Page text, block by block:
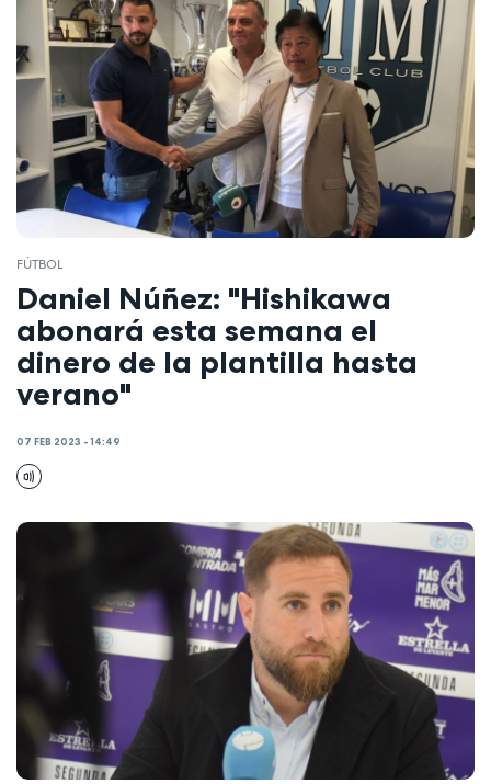
FÚTBOL
Daniel Núñez: "Hishikawa
abonará esta semana el
dinero de la plantilla hasta
verano"
07 FEB 2023 - 14:49